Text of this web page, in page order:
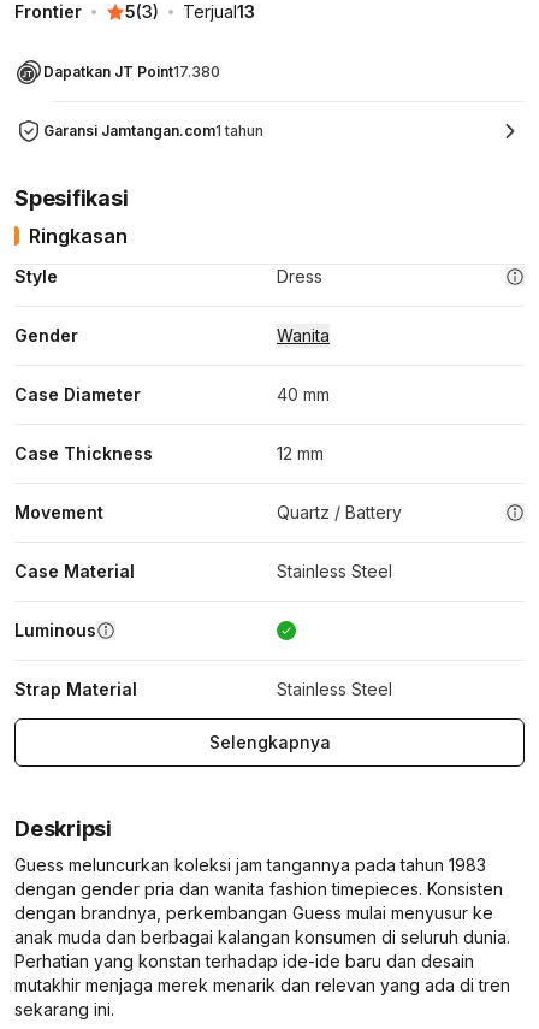
Frontier 5(3) Terjual13
Dapatkan JT Point17.380
Garansi Jamtangan.com1 tahun
Spesifikasi
Ringkasan
Style Dress
Gender Wanita
Case Diameter 40 mm
Case Thickness 12 mm
Movement Quartz / Battery
Case Material Stainless Steel
Luminous
Strap Material Stainless Steel
Selengkapnya
Deskripsi
Guess meluncurkan koleksi jam tangannya pada tahun 1983
dengan gender pria dan wanita fashion timepieces. Konsisten
dengan brandnya, perkembangan Guess mulai menyusur ke
anak muda dan berbagai kalangan konsumen di seluruh dunia.
Perhatian yang konstan terhadap ide-ide baru dan desain
mutakhir menjaga merek menarik dan relevan yang ada di tren
sekarang ini.